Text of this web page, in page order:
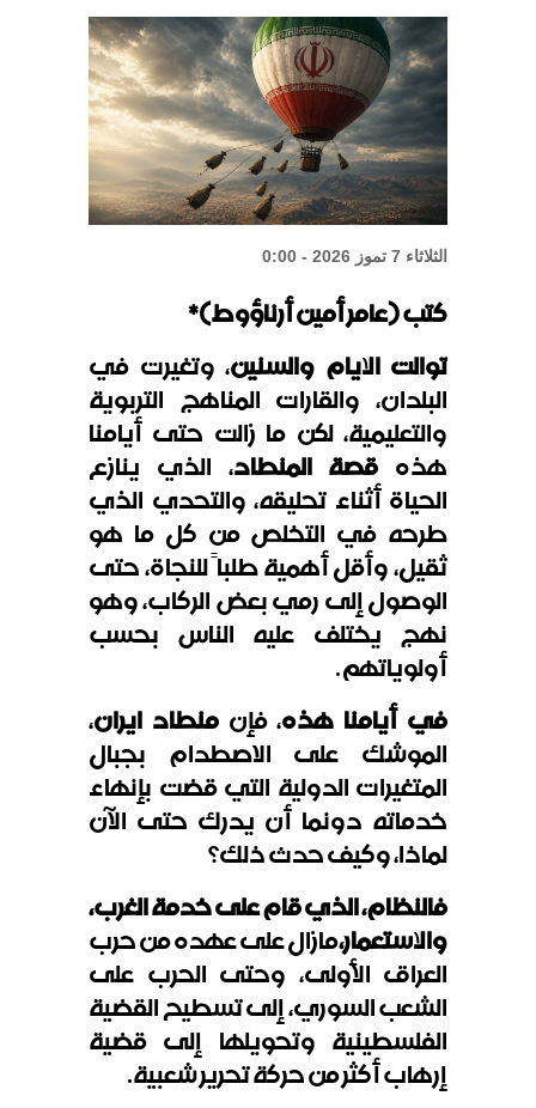
ضربة
الثلاثاء 7 تموز 2026 - 0:00
كتب (عامر أمين أرناؤوط)*
توالت الايام والسنين، وتغيرت في
البلدان، والقارات المناهج التربوية
والتعليمية، لكن ما زالت حتى أيامنا
هذه قصة المنطاد، الذي ينازع
الحياة أثناء تحليقه، والتحدي الذي
طرحه في التخلص من كل ما هو
ثقيل، وأقل أهمية طلباً للنجاة، حتى
الوصول إلى رمي بعض الركاب، وهو
نهج يختلف عليه الناس بحسب
أولوياتهم.
في أيامنا هذه، فإنمنطاد ايران،
الموشك على الاصطدام بجبال
المتغيرات الدولية التي قضت بإنهاء
خدماته دونما أن يدرك حتى الآن
لماذا، وكيف حدث ذلك؟
فالنظام، الذي قام على خدمة الغرب،
والاستعمار،مازال على عهده من حرب
العراق الأولى، وحتى الحرب على
الشعب السوري، إلى تسطيح القضية
الفلسطينية وتحويلها إلى قضية
إرهاب أكثر من حركة تحرير شعبية.